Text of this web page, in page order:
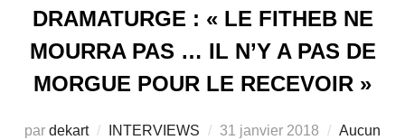
DRAMATURGE : « LE FITHEB NE
MOURRA PAS … IL N’Y A PAS DE
MORGUE POUR LE RECEVOIR »
par dekart INTERVIEWS 31 janvier 2018
Aucun